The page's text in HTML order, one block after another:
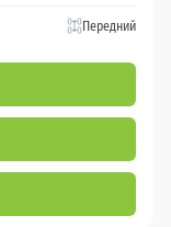
Передний